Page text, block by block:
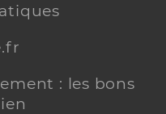
: les bons